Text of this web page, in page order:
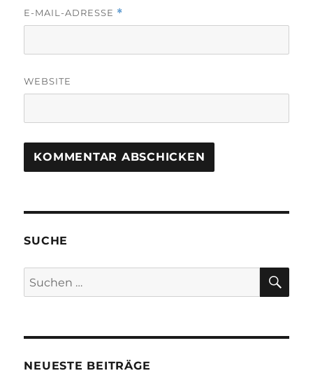
E-MAIL-ADRESSE *
WEBSITE
SUCHE
Suchen
nach:
NEUESTE BEITRÄGE